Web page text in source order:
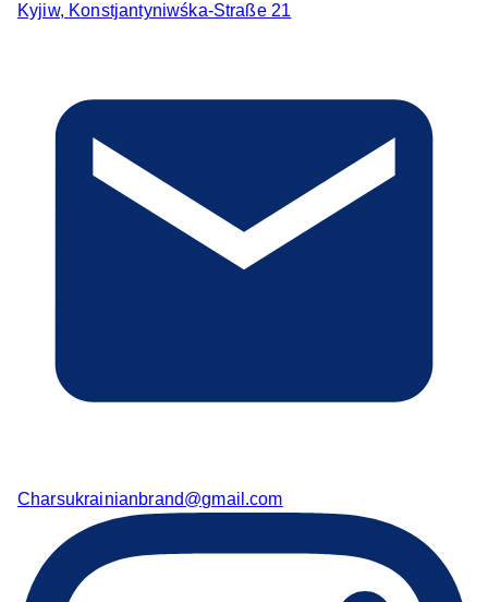
Kyjiw, Konstjantyniwśka-Straße 21
Charsukrainianbrand@gmail.com